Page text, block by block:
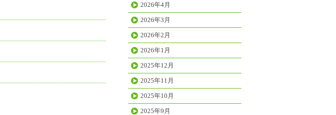
2026年4月
2026年3月
2026年2月
2026年1月
2025年12月
2025年11月
2025年10月
2025年9月